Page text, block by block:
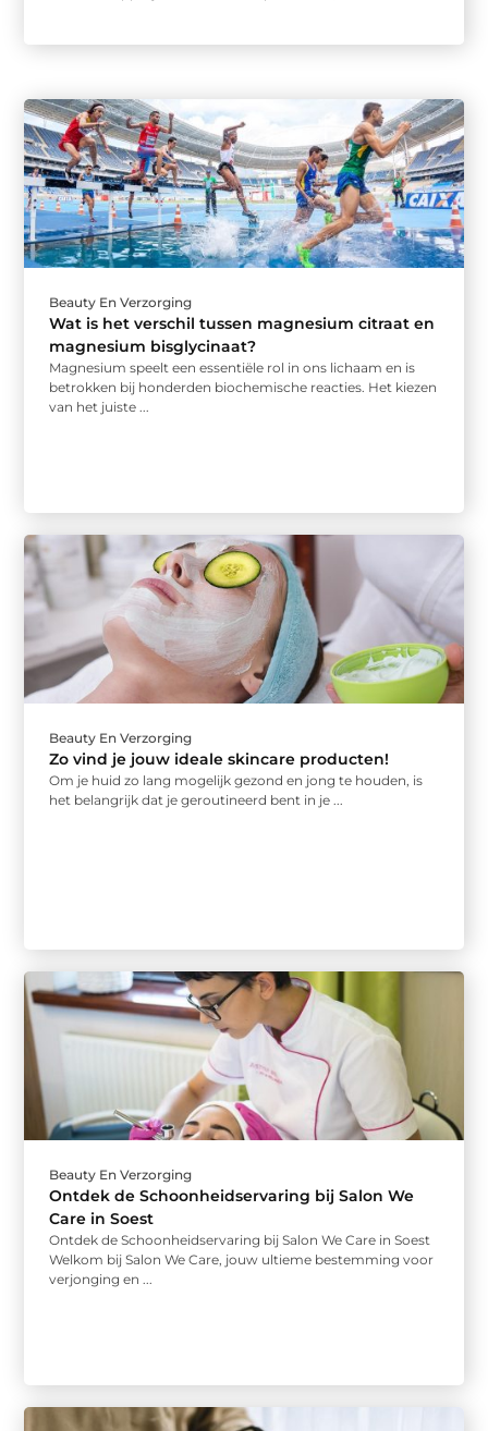
Beauty En Verzorging
Wat is het verschil tussen magnesium citraat en
magnesium bisglycinaat?
Magnesium speelt een essentiële rol in ons lichaam en is
betrokken bij honderden biochemische reacties. Het kiezen
van het juiste ...
Beauty En Verzorging
Zo vind je jouw ideale skincare producten!
Om je huid zo lang mogelijk gezond en jong te houden, is
het belangrijk dat je geroutineerd bent in je ...
Beauty En Verzorging
Ontdek de Schoonheidservaring bij Salon We
Care in Soest
Ontdek de Schoonheidservaring bij Salon We Care in Soest
Welkom bij Salon We Care, jouw ultieme bestemming voor
verjonging en ...